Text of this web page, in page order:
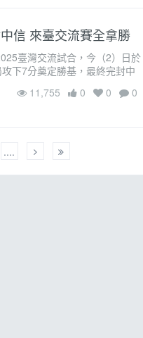
信 來臺交流賽全拿勝
臺灣交流試合，今（2）日於
下7分奠定勝基，最終完封中
。 二局下火腿鬥士野村佑希
11,755 0 0 0
....